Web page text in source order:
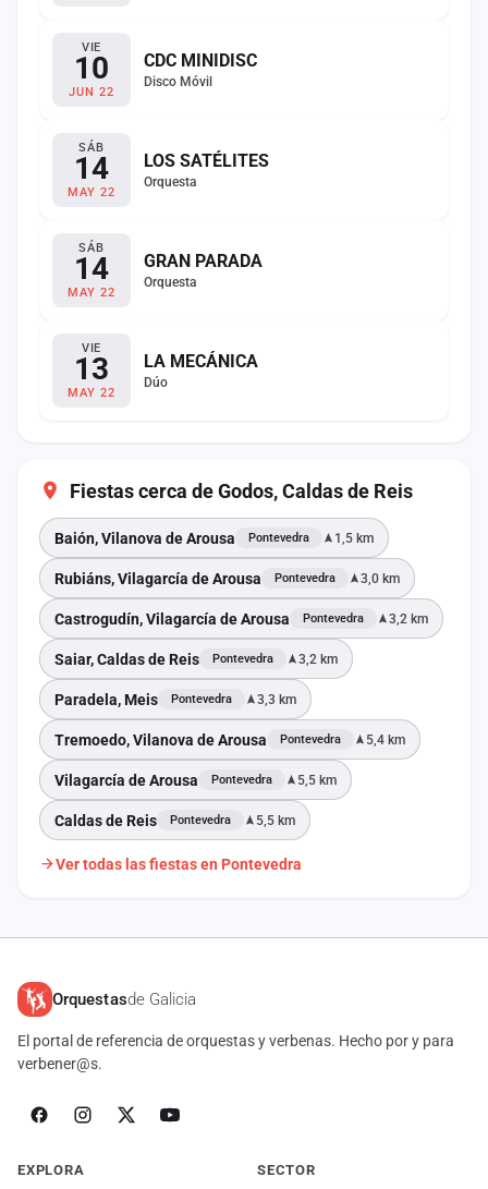
VIE
10
JUN 22
CDC MINIDISC
Disco Móvil
SÁB
14
MAY 22
LOS SATÉLITES
Orquesta
SÁB
14
MAY 22
GRAN PARADA
Orquesta
VIE
13
MAY 22
LA MECÁNICA
Dúo
Fiestas cerca de Godos, Caldas de Reis
Baión, Vilanova de Arousa Pontevedra 1,5 km
Rubiáns, Vilagarcía de Arousa Pontevedra 3,0 km
Castrogudín, Vilagarcía de Arousa Pontevedra 3,2 km
Saiar, Caldas de Reis Pontevedra 3,2 km
Paradela, Meis Pontevedra 3,3 km
Tremoedo, Vilanova de Arousa Pontevedra 5,4 km
Vilagarcía de Arousa Pontevedra 5,5 km
Caldas de Reis Pontevedra 5,5 km
Ver todas las fiestas en Pontevedra
Orquestasde Galicia
El portal de referencia de orquestas y verbenas. Hecho por y para
verbener@s.
EXPLORA SECTOR